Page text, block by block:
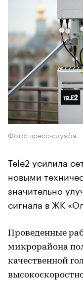
Фото: пресс-служба
Tele2 усилила
новыми
значительно
сигнала в ЖК
Проведенные
микрорайона
качественной